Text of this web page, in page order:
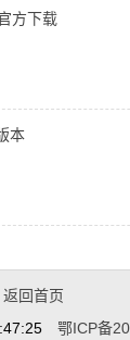
方下载
本
返回首页
鄂ICP备